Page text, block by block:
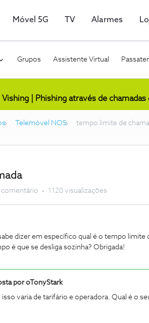
Móvel 5G TV Alarmes
Grupos Assistente Virtual
Vishing | Phishing através de
Telemóvel NOS tempo limite de
comentário 1120 visualizações
dizer em específico qual é o tempo limite
é que se desliga sozinha? Obrigada!
poroTonyStark
isso varia de tarifário e operadora. Qual é o